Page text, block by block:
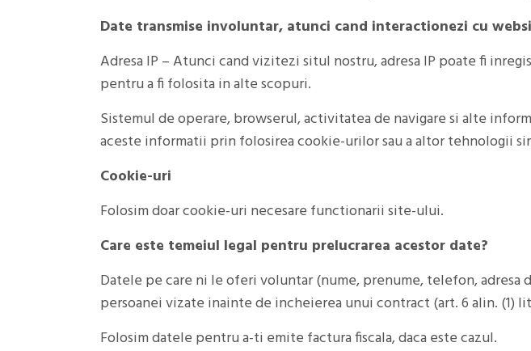
Date transmise involuntar, atunci cand interactionezi cu
Adresa IP – Atunci cand vizitezi situl nostru, adresa IP poate fi
pentru a fi folosita in alte scopuri.
Sistemul de operare, browserul, activitatea de navigare si alte
aceste informatii prin folosirea cookie-urilor sau a altor tehnologii
Cookie-uri
Folosim doar cookie-uri necesare functionarii site-ului.
Care este temeiul legal pentru prelucrarea acestor date?
Datele pe care ni le oferi voluntar (nume, prenume, telefon, adresa
persoanei vizate inainte de incheierea unui contract (art. 6 alin. (1)
Folosim datele pentru a-ti emite factura fiscala, daca este cazul.